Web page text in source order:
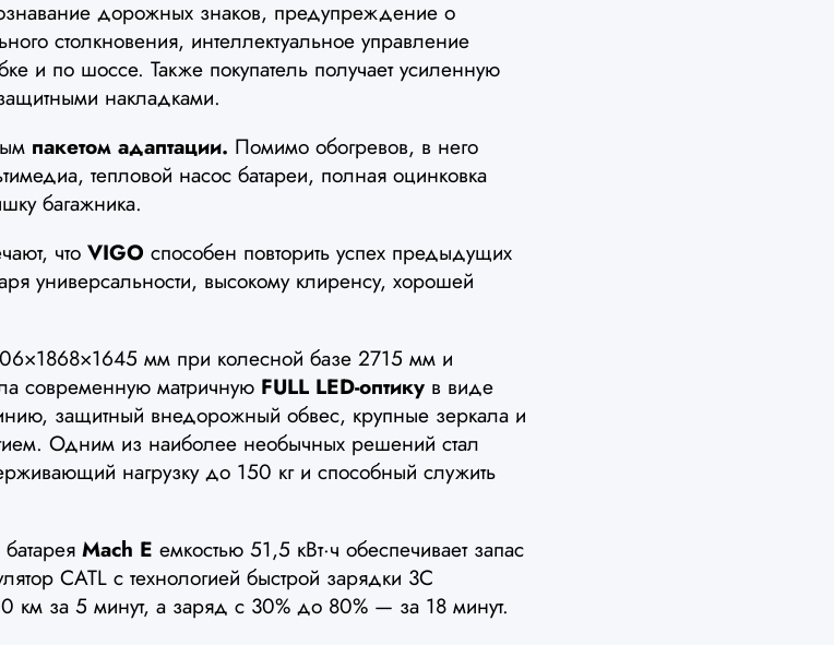
дорожных знаков, предупреждение о
столкновения, интеллектуальное управление
и по шоссе. Также покупатель получает усиленную
накладками.
пакетом адаптации. Помимо обогревов, в него
тепловой насос батареи, полная оцинковка
багажника.
что VIGO способен повторить успех предыдущих
универсальности, высокому клиренсу, хорошей
мм при колесной базе 2715 мм и
современную матричную FULL LED-оптику в виде
защитный внедорожный обвес, крупные зеркала и
Одним из наиболее необычных решений стал
нагрузку до 150 кг и способный служить
Mach E емкостью 51,5 кВт·ч обеспечивает запас
CATL с технологией быстрой зарядки 3C
км за 5 минут, а заряд с 30% до 80% — за 18 минут.